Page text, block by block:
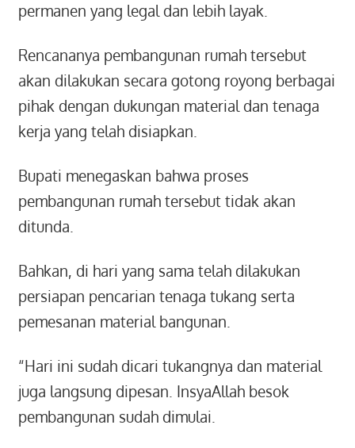
permanen yang legal dan lebih layak.
Rencananya pembangunan rumah tersebut
akan dilakukan secara gotong royong berbagai
pihak dengan dukungan material dan tenaga
kerja yang telah disiapkan.
Bupati menegaskan bahwa proses
pembangunan rumah tersebut tidak akan
ditunda.
Bahkan, di hari yang sama telah dilakukan
persiapan pencarian tenaga tukang serta
pemesanan material bangunan.
“Hari ini sudah dicari tukangnya dan material
juga langsung dipesan. InsyaAllah besok
pembangunan sudah dimulai.